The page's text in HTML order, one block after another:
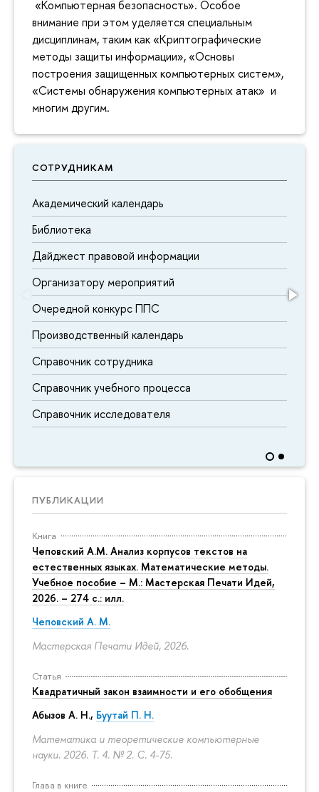
«Компьютерная безопасность». Особое
внимание при этом уделяется специальным
дисциплинам, таким как «Криптографические
методы защиты информации», «Основы
построения защищенных компьютерных систем»,
«Системы обнаружения компьютерных атак» и
многим другим.
СОТРУДНИКАМ
Академический календарь
Библиотека
Дайджест правовой информации
Организатору мероприятий
Очередной конкурс ППС
Производственный календарь
Справочник сотрудника
Справочник учебного процесса
Справочник исследователя
ПУБЛИКАЦИИ
Книга
Чеповский А.М. Анализ корпусов текстов на
естественных языках. Математические методы.
Учебное пособие – М.: Мастерская Печати Идей,
2026. – 274 с.: илл.
Чеповский А. М.
Мастерская Печати Идей, 2026.
Статья
Квадратичный закон взаимности и его обобщения
Абызов А. Н., Буутай П. Н.
Математика и теоретические компьютерные
науки. 2026. Т. 4. № 2. С. 4-75.
Глава в книге